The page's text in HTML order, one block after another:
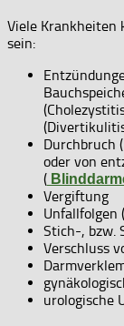
Viele Krankheiten
sein:
Durchbruch
oder von
(
Vergiftung
Unfallfolgen
Stich-, bzw.
Verschluss
urologische